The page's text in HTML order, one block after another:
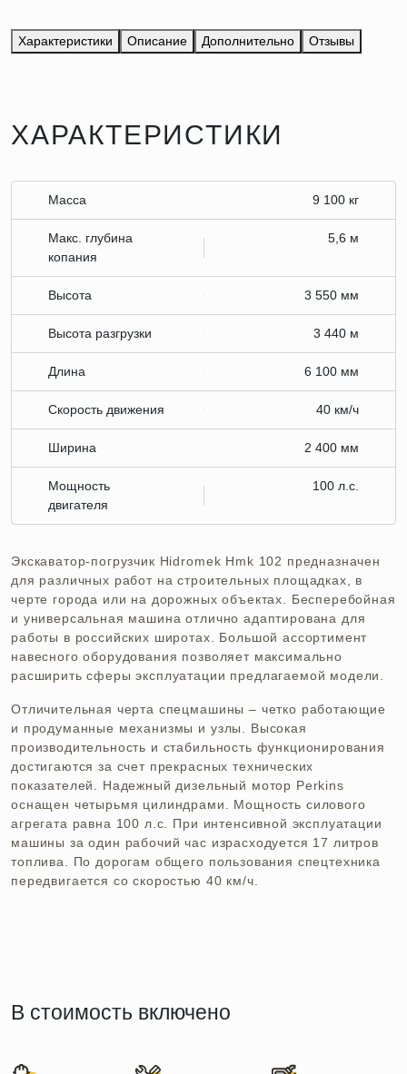
Характеристики Описание Дополнительно Отзывы
ХАРАКТЕРИСТИКИ
Масса 9 100 кг
Макс. глубина
копания
5,6 м
Высота 3 550 мм
Высота разгрузки 3 440 м
Длина 6 100 мм
Скорость движения 40 км/ч
Ширина 2 400 мм
Мощность
двигателя
100 л.с.
Экскаватор-погрузчик Hidromek Hmk 102 предназначен
для различных работ на строительных площадках, в
черте города или на дорожных объектах. Бесперебойная
и универсальная машина отлично адаптирована для
работы в российских широтах. Большой ассортимент
навесного оборудования позволяет максимально
расширить сферы эксплуатации предлагаемой модели.
Отличительная черта спецмашины – четко работающие
и продуманные механизмы и узлы. Высокая
производительность и стабильность функционирования
достигаются за счет прекрасных технических
показателей. Надежный дизельный мотор Perkins
оснащен четырьмя цилиндрами. Мощность силового
агрегата равна 100 л.с. При интенсивной эксплуатации
машины за один рабочий час израсходуется 17 литров
топлива. По дорогам общего пользования спецтехника
передвигается со скоростью 40 км/ч.
В стоимость включено